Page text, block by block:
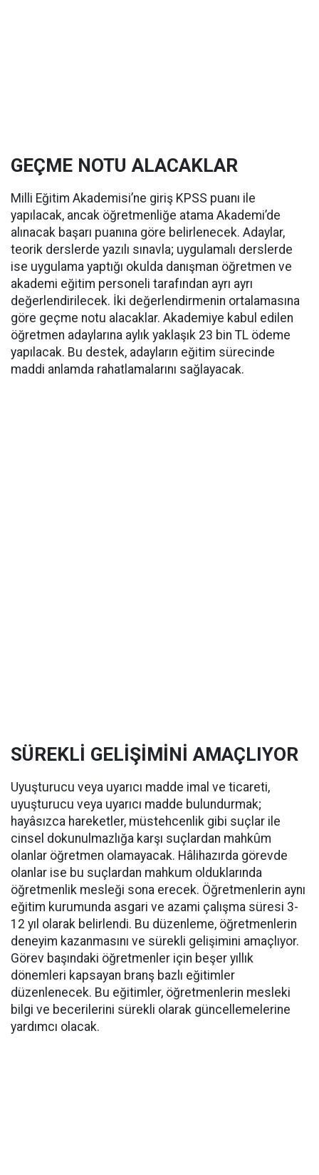
GEÇME NOTU ALACAKLAR
Milli Eğitim Akademisi’ne giriş KPSS puanı ile
yapılacak, ancak öğretmenliğe atama Akademi’de
alınacak başarı puanına göre belirlenecek. Adaylar,
teorik derslerde yazılı sınavla; uygulamalı derslerde
ise uygulama yaptığı okulda danışman öğretmen ve
akademi eğitim personeli tarafından ayrı ayrı
değerlendirilecek. İki değerlendirmenin ortalamasına
göre geçme notu alacaklar. Akademiye kabul edilen
öğretmen adaylarına aylık yaklaşık 23 bin TL ödeme
yapılacak. Bu destek, adayların eğitim sürecinde
maddi anlamda rahatlamalarını sağlayacak.
SÜREKLİ GELİŞİMİNİ AMAÇLIYOR
Uyuşturucu veya uyarıcı madde imal ve ticareti,
uyuşturucu veya uyarıcı madde bulundurmak;
hayâsızca hareketler, müstehcenlik gibi suçlar ile
cinsel dokunulmazlığa karşı suçlardan mahkûm
olanlar öğretmen olamayacak. Hâlihazırda görevde
olanlar ise bu suçlardan mahkum olduklarında
öğretmenlik mesleği sona erecek. Öğretmenlerin aynı
eğitim kurumunda asgari ve azami çalışma süresi 3-
12 yıl olarak belirlendi. Bu düzenleme, öğretmenlerin
deneyim kazanmasını ve sürekli gelişimini amaçlıyor.
Görev başındaki öğretmenler için beşer yıllık
dönemleri kapsayan branş bazlı eğitimler
düzenlenecek. Bu eğitimler, öğretmenlerin mesleki
bilgi ve becerilerini sürekli olarak güncellemelerine
yardımcı olacak.